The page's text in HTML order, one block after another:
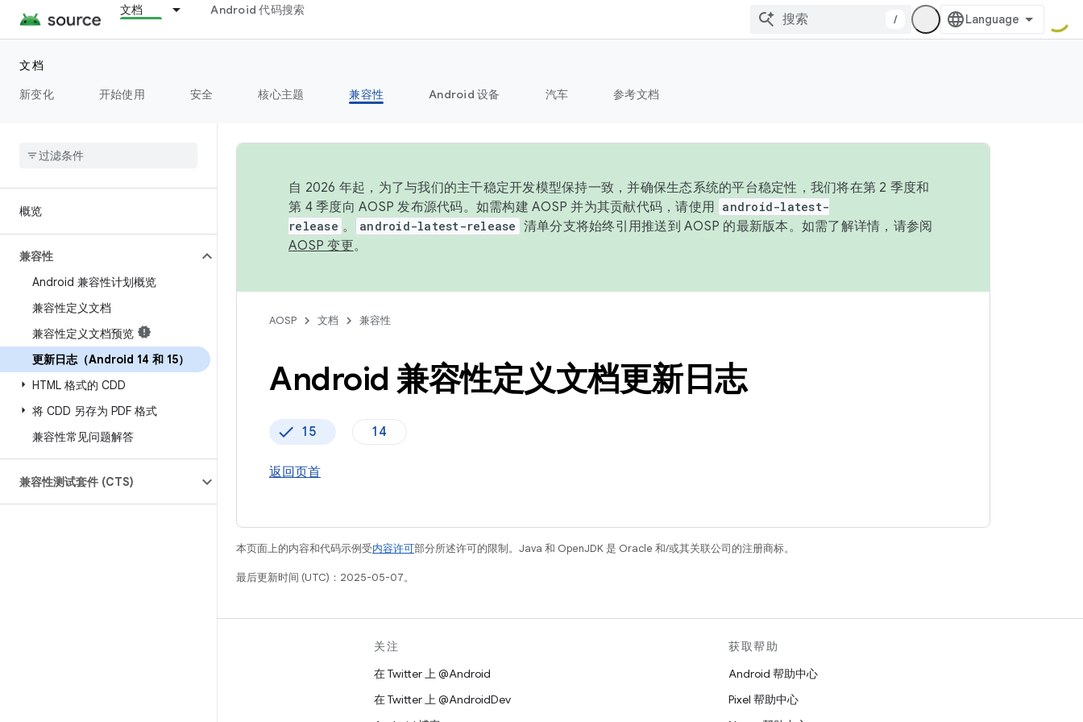
文档 Android 代码搜索
/
文档
新变化
开始使用 安全 核心主题 兼容性 Android 设备 汽车 参考文档
概览
兼容性
Android 兼容性计划概览
兼容性定义文档
兼容性定义文档预览
更新日志（Android 14 和 15）
HTML 格式的 CDD
将 CDD 另存为 PDF 格式
兼容性常见问题解答
兼容性测试套件 (CTS)
自 2026 年起，为了与我们的主干稳定开发模型保持一致，并确保生态系统的平台稳定性，我们将在第 2 季度和
第 4 季度向 AOSP 发布源代码。如需构建 AOSP 并为其贡献代码，请使用 android-latest-
release 。 android-latest-release 清单分支将始终引用推送到 AOSP 的最新版本。如需了解详情，请参阅
AOSP 变更。
AOSP 文档 兼容性
Android 兼容性定义文档更新日志
15 14
返回页首
本页面上的内容和代码示例受内容许可部分所述许可的限制。Java 和 OpenJDK 是 Oracle 和/或其关联公司的注册商标。
最后更新时间 (UTC)：2025-05-07。
关注
在 Twitter 上 @Android
在 Twitter 上 @AndroidDev
获取帮助
Android 帮助中心
Pixel 帮助中心